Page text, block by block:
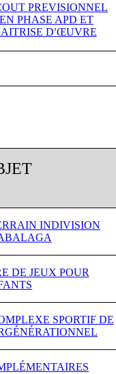
PREVISIONNEL
PHASE APD ET
D’ŒUVRE
INDIVISION
DE JEUX POUR
SPORTIF DE